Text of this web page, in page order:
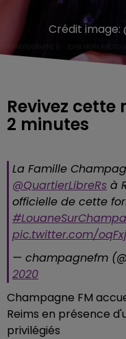
Crédit image:
Revivez cette
2 minutes
La Famille
@QuartierLibreRs à
officielle de cette
pic.twitter.com/
— champagnefm
2020
Champagne FM
Reims en présence
privilégiés